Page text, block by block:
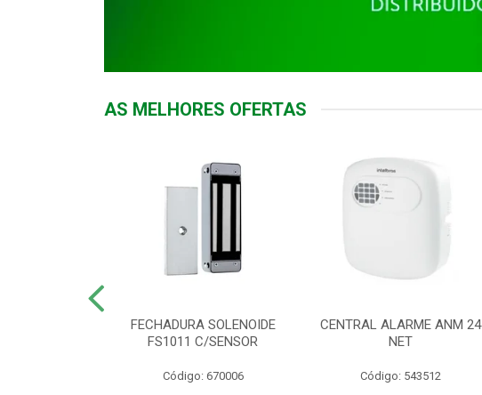
AS MELHORES OFERTAS
FECHADURA SOLENOIDE
FS1011 C/SENSOR
Código: 670006
CENTRAL ALARME ANM 24
NET
Código: 543512